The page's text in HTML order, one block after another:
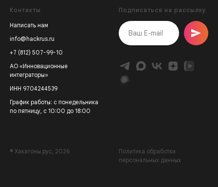
Контакты
Написать нам
info@hackrus.ru
+7 (812) 507-99-10
АО «Инновационные
интеграторы»
ИНН 9704244539
График работы: с понедельника
по пятницу, с 10:00 до 18:00
Подписаться на рассылку
© Хакатоны.рус, 2026
Политика обработки
персональных данных